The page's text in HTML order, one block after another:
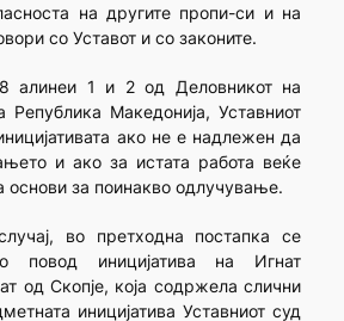
на другите пропи-си и на
со Уставот и со законите.
алинеи 1 и 2 од Деловникот на
Република Македонија, Уставниот
ако не е надлежен да
и ако за истата работа веќе
основи за поинакво одлучување.
во претходна постапка се
повод иницијатива на Игнат
од Скопје, која содржела слични
иницијатива Уставниот суд